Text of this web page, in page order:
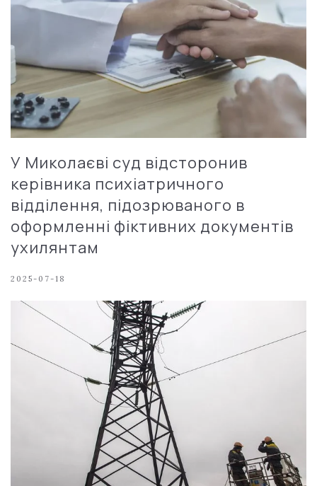
У Миколаєві суд відсторонив
керівника психіатричного
відділення, підозрюваного в
оформленні фіктивних документів
ухилянтам
2025-07-18